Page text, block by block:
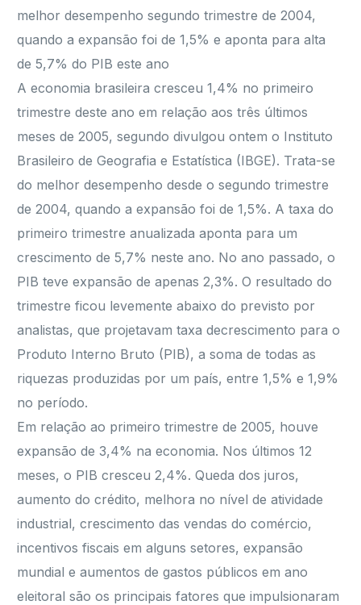
melhor desempenho segundo trimestre de 2004,
quando a expansão foi de 1,5% e aponta para alta
de 5,7% do PIB este ano
A economia brasileira cresceu 1,4% no primeiro
trimestre deste ano em relação aos três últimos
meses de 2005, segundo divulgou ontem o Instituto
Brasileiro de Geografia e Estatística (IBGE). Trata-se
do melhor desempenho desde o segundo trimestre
de 2004, quando a expansão foi de 1,5%. A taxa do
primeiro trimestre anualizada aponta para um
crescimento de 5,7% neste ano. No ano passado, o
PIB teve expansão de apenas 2,3%. O resultado do
trimestre ficou levemente abaixo do previsto por
analistas, que projetavam taxa decrescimento para o
Produto Interno Bruto (PIB), a soma de todas as
riquezas produzidas por um país, entre 1,5% e 1,9%
no período.
Em relação ao primeiro trimestre de 2005, houve
expansão de 3,4% na economia. Nos últimos 12
meses, o PIB cresceu 2,4%. Queda dos juros,
aumento do crédito, melhora no nível de atividade
industrial, crescimento das vendas do comércio,
incentivos fiscais em alguns setores, expansão
mundial e aumentos de gastos públicos em ano
eleitoral são os principais fatores que impulsionaram